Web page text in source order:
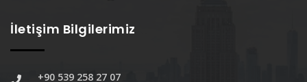
İletişim Bilgilerimiz
+90 539 258 27 07